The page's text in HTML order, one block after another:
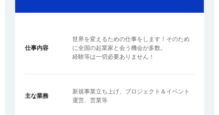
仕事内容
世界を変えるための仕事をします！そのため
に全国の起業家と会う機会が多数。
経験等は一切必要ありません！
主な業務
新規事業立ち上げ、プロジェクト＆イベント
運営、営業等